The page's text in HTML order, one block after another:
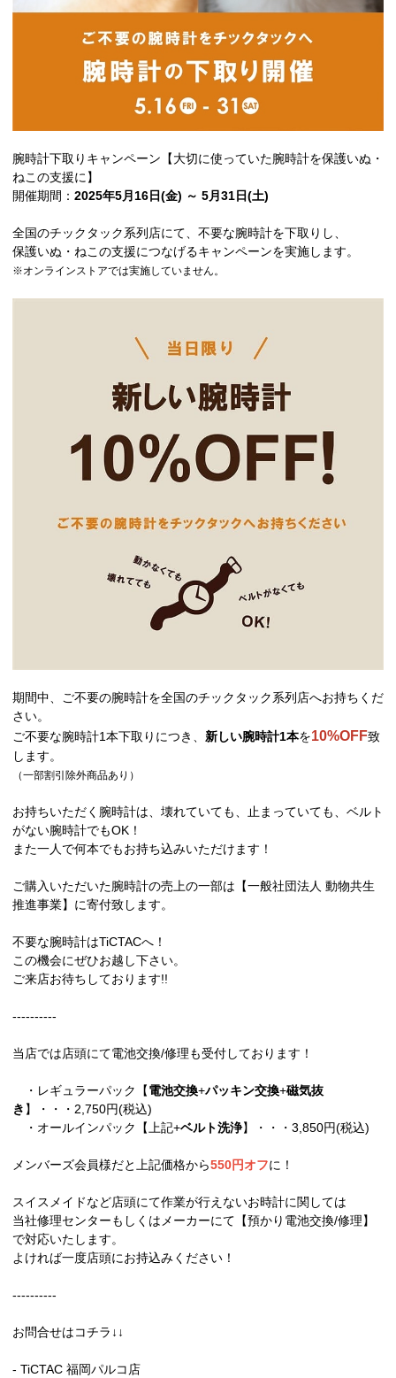
腕時計下取りキャンペーン【大切に使っていた腕時計を保護いぬ・
ねこの支援に】
開催期間： 2025年5月16日(金) ～ 5月31日(土)
全国のチックタック系列店にて、不要な腕時計を下取りし、
保護いぬ・ねこの支援につなげるキャンペーンを実施します。
※オンラインストアでは実施していません。
期間中、ご不要の腕時計を全国のチックタック系列店へお持ちくだ
さい。
ご不要な腕時計1本下取りにつき、 新しい腕時計1本を10%OFF致
します。
（一部割引除外商品あり）
お持ちいただく腕時計は、壊れていても、止まっていても、ベルト
がない腕時計でもOK！
また一人で何本でもお持ち込みいただけます！
ご購入いただいた腕時計の売上の一部は【一般社団法人 動物共生
推進事業】に寄付致します。
不要な腕時計はTiCTACへ！
この機会にぜひお越し下さい。
ご来店お待ちしております!!
----------
当店では店頭にて電池交換/修理も受付しております！
・レギュラーパック【電池交換+パッキン交換+磁気抜
き 】・・・2,750円(税込)
・オールインパック【上記+ベルト洗浄】・・・3,850円(税込)
メンバーズ会員様だと上記価格から550円オフに！
スイスメイドなど店頭にて作業が行えないお時計に関しては
当社修理センターもしくはメーカーにて【預かり電池交換/修理】
で対応いたします。
よければ一度店頭にお持込みください！
----------
お問合せはコチラ↓↓
- TiCTAC 福岡パルコ店